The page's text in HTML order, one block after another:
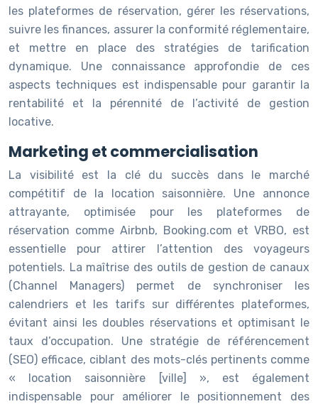
les plateformes de réservation, gérer les réservations,
suivre les finances, assurer la conformité réglementaire,
et mettre en place des stratégies de tarification
dynamique. Une connaissance approfondie de ces
aspects techniques est indispensable pour garantir la
rentabilité et la pérennité de l’activité de gestion
locative.
Marketing et commercialisation
La visibilité est la clé du succès dans le marché
compétitif de la location saisonnière. Une annonce
attrayante, optimisée pour les plateformes de
réservation comme Airbnb, Booking.com et VRBO, est
essentielle pour attirer l’attention des voyageurs
potentiels. La maîtrise des outils de gestion de canaux
(Channel Managers) permet de synchroniser les
calendriers et les tarifs sur différentes plateformes,
évitant ainsi les doubles réservations et optimisant le
taux d’occupation. Une stratégie de référencement
(SEO) efficace, ciblant des mots-clés pertinents comme
« location saisonnière [ville] », est également
indispensable pour améliorer le positionnement des